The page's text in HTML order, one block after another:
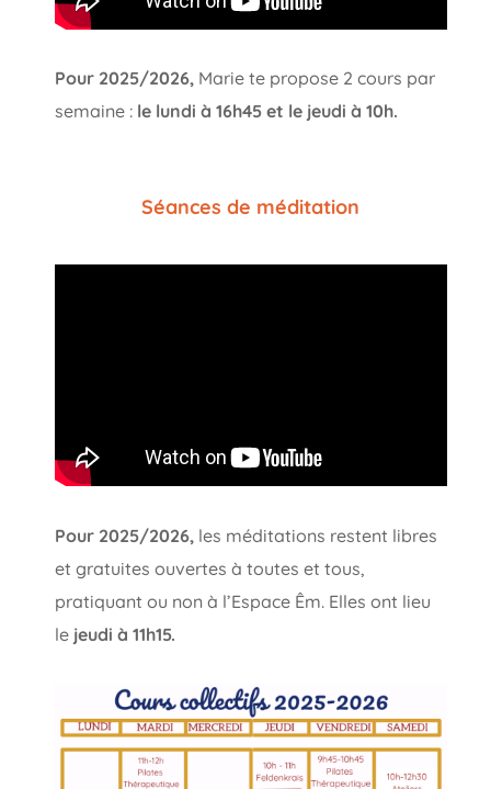
Pour 2025/2026,Marie te propose 2 cours par
semaine : le lundi à 16h45 et le jeudi à 10h.
Séances de méditation
Pour 2025/2026,les méditations restent libres
et gratuites ouvertes à toutes et tous,
pratiquant ou non à l’Espace Êm. Elles ont lieu
le jeudi à 11h15.